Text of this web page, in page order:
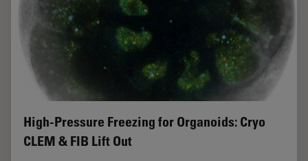
High-Pressure Freezing for Organoids: Cryo
CLEM & FIB Lift Out